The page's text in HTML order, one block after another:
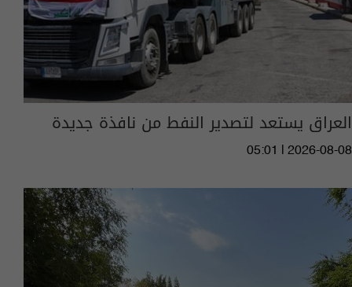
العراق يستعد لتصدير النفط من نافذة جديدة
05:01 | 2026-08-08